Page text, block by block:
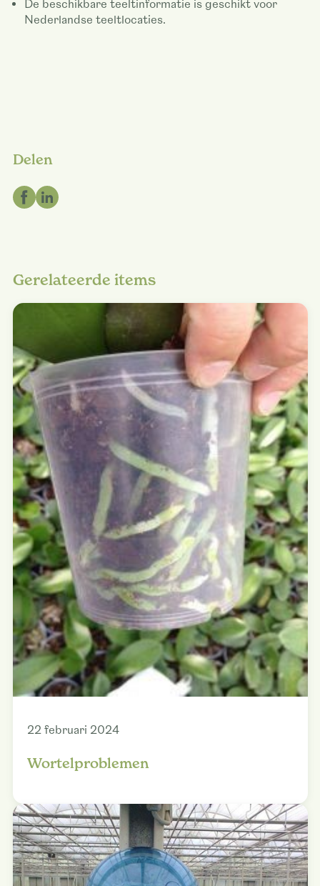
De beschikbare teeltinformatie is geschikt voor
Nederlandse teeltlocaties.
Delen
Gerelateerde items
22 februari 2024
Wortelproblemen